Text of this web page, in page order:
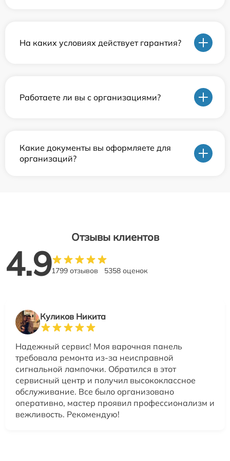
На каких условиях действует гарантия?
Работаете ли вы с организациями?
Какие документы вы оформляете для
организаций?
Отзывы клиентов
4.91799 отзывов 5358 оценок
Куликов Никита
Надежный сервис! Моя варочная панель
требовала ремонта из-за неисправной
сигнальной лампочки. Обратился в этот
сервисный центр и получил высококлассное
обслуживание. Все было организовано
оперативно, мастер проявил профессионализм и
вежливость. Рекомендую!